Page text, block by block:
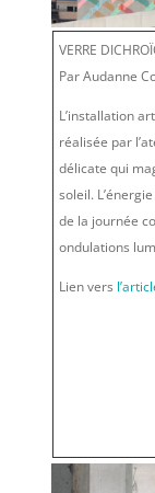
VERRE
Par Audanne
L’installation
réalisée par
délicate qui
soleil.
de la journée
ondulations
Lien vers